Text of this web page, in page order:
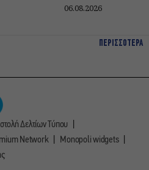
06.08.2026
ΠΕΡΙΣΣΟΤΕΡΑ
Δελτίων Τύπου
Network
Monopoli widgets